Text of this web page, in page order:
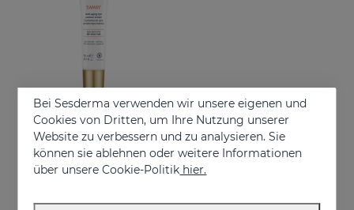
In den Warenkorb
SAMAY Augenkonturencreme
Bei Sesderma verwenden wir unsere eigenen und
Cookies von Dritten, um Ihre Nutzung unserer
Website zu verbessern und zu analysieren. Sie
können sie ablehnen oder weitere Informationen
über unsere Cookie-Politik hier.